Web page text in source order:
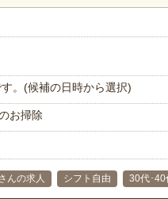
。(候補の日時から選択)
お掃除
んの求人 シフト自由 30代･40